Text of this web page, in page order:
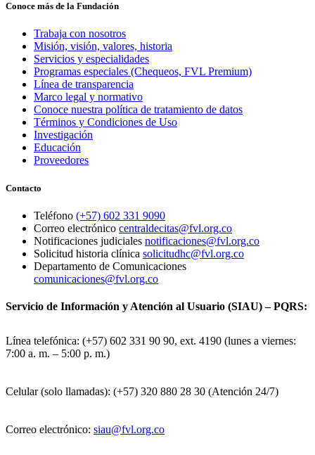
Conoce más de la Fundación
Trabaja con nosotros
Misión, visión, valores, historia
Servicios y especialidades
Programas especiales (Chequeos, FVL Premium)
Línea de transparencia
Marco legal y normativo
Conoce nuestra política de tratamiento de datos
Términos y Condiciones de Uso
Investigación
Educación
Proveedores
Contacto
Teléfono (+57) 602 331 9090
Correo electrónico centraldecitas@fvl.org.co
Notificaciones judiciales notificaciones@fvl.org.co
Solicitud historia clínica solicitudhc@fvl.org.co
Departamento de Comunicaciones
comunicaciones@fvl.org.co
Servicio de Información y Atención al Usuario (SIAU) – PQRS:
Línea telefónica: (+57) 602 331 90 90, ext. 4190 (lunes a viernes:
7:00 a. m. – 5:00 p. m.)
Celular (solo llamadas): (+57) 320 880 28 30 (Atención 24/7)
Correo electrónico: siau@fvl.org.co